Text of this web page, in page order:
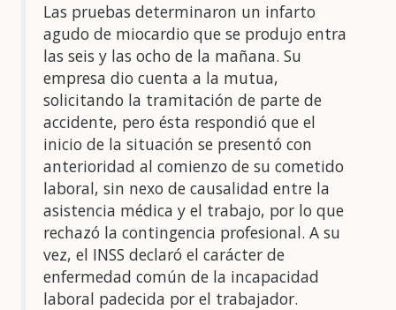
Las pruebas determinaron un infarto
agudo de miocardio que se produjo entra
las seis y las ocho de la mañana. Su
empresa dio cuenta a la mutua,
solicitando la tramitación de parte de
accidente, pero ésta respondió que el
inicio de la situación se presentó con
anterioridad al comienzo de su cometido
laboral, sin nexo de causalidad entre la
asistencia médica y el trabajo, por lo que
rechazó la contingencia profesional. A su
vez, el INSS declaró el carácter de
enfermedad común de la incapacidad
laboral padecida por el trabajador.